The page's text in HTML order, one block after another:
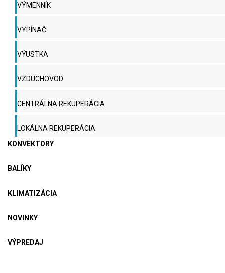
VÝMENNÍK
VYPÍNAČ
VÝUSTKA
VZDUCHOVOD
CENTRÁLNA REKUPERÁCIA
LOKÁLNA REKUPERÁCIA
KONVEKTORY
BALÍKY
KLIMATIZÁCIA
NOVINKY
VÝPREDAJ